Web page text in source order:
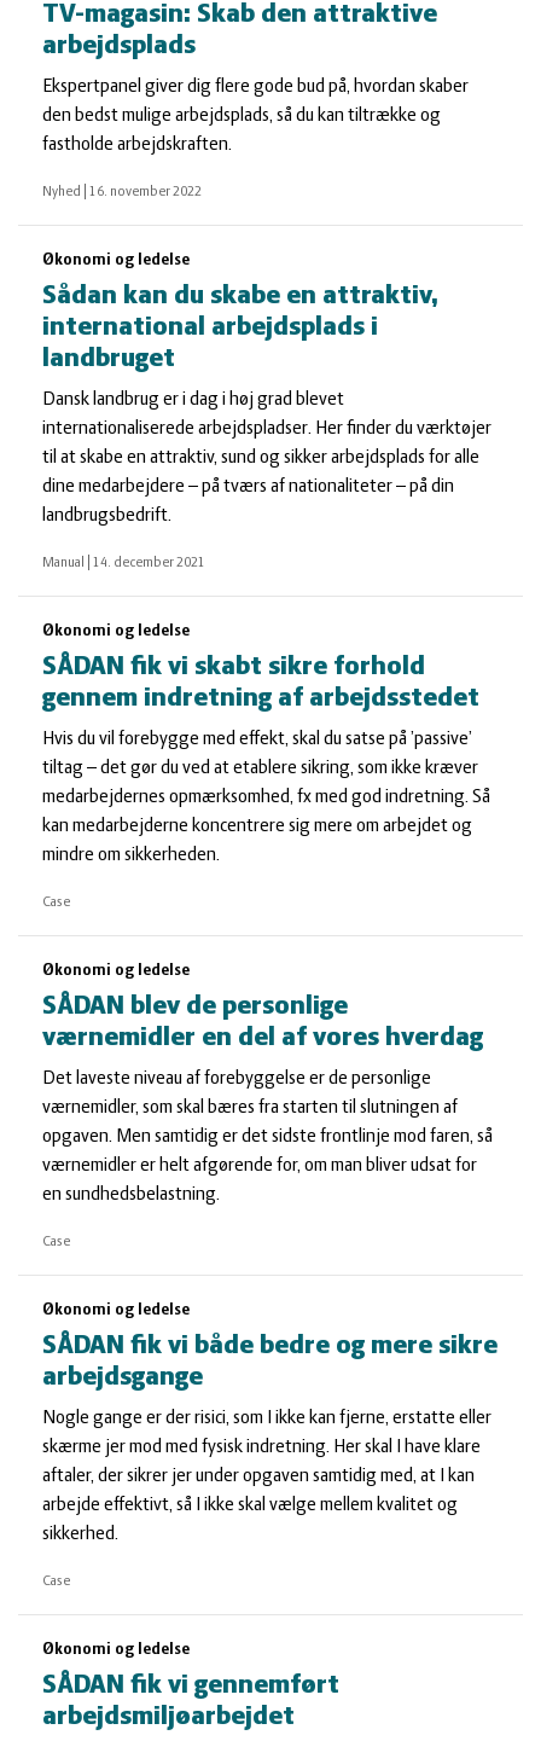
TV-magasin: Skab den attraktive
arbejdsplads
Ekspertpanel giver dig flere gode bud på, hvordan skaber
den bedst mulige arbejdsplads, så du kan tiltrække og
fastholde arbejdskraften.
Nyhed 16. november 2022
Økonomi og ledelse
Sådan kan du skabe en attraktiv,
international arbejdsplads i
landbruget
Dansk landbrug er i dag i høj grad blevet
internationaliserede arbejdspladser. Her finder du værktøjer
til at skabe en attraktiv, sund og sikker arbejdsplads for alle
dine medarbejdere – på tværs af nationaliteter – på din
landbrugsbedrift.
Manual 14. december 2021
Økonomi og ledelse
SÅDAN fik vi skabt sikre forhold
gennem indretning af arbejdsstedet
Hvis du vil forebygge med effekt, skal du satse på ’passive’
tiltag – det gør du ved at etablere sikring, som ikke kræver
medarbejdernes opmærksomhed, fx med god indretning. Så
kan medarbejderne koncentrere sig mere om arbejdet og
mindre om sikkerheden.
Case
Økonomi og ledelse
SÅDAN blev de personlige
værnemidler en del af vores hverdag
Det laveste niveau af forebyggelse er de personlige
værnemidler, som skal bæres fra starten til slutningen af
opgaven. Men samtidig er det sidste frontlinje mod faren, så
værnemidler er helt afgørende for, om man bliver udsat for
en sundhedsbelastning.
Case
Økonomi og ledelse
SÅDAN fik vi både bedre og mere sikre
arbejdsgange
Nogle gange er der risici, som I ikke kan fjerne, erstatte eller
skærme jer mod med fysisk indretning. Her skal I have klare
aftaler, der sikrer jer under opgaven samtidig med, at I kan
arbejde effektivt, så I ikke skal vælge mellem kvalitet og
sikkerhed.
Case
Økonomi og ledelse
SÅDAN fik vi gennemført
arbejdsmiljøarbejdet